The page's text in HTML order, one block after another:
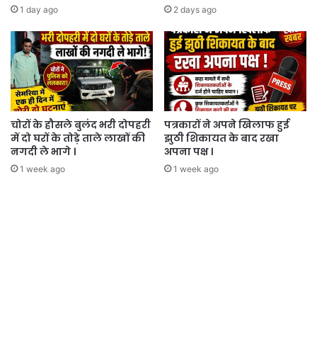
1 day ago 2 days ago
चोरों के हौसले बुलंद भरी दोपहरी
में दो घरों के तोड़े ताले लाखों की
नगदी ले भागे ।
1 week ago
पत्रकारों ने अपने खिलाफ हुई
झुठी शिकायत के बाद रखा
अपना पक्ष ।
1 week ago